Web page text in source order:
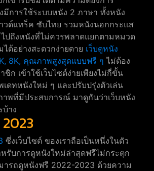
มีการใช้ระบบหนัง 2 ภาษา ทั้งหนัง
วด์แทร็ค ซับไทย รวมหนังนอกกระแส
ปถึงหนังที่ไม่ควรพลาดแยกตามหมวด
ด้อย่างสะดวกง่ายดาย เว็บดูหนัง
8K, คุณภาพสูงสุดแบบฟรี ๆ ไม่ต้อง
ชิก เข้าใช้เว็บไซต์ง่ายเพียงไม่กี่ขั้น
ดทหนังใหม่ ๆ และปรับปรุ่งตัวเล่น
พที่มีประสบการณ์ มาดูกันว่าเว็บหนัง
บ้าง
ซึ่งเว็บไซต์ ของเราถือเป็นหนึ่งในตัว
รับการดูหนังใหม่ล่าสุดฟรีไม่กระตุก
ารถดูหนังฟรี 2022-2023 ด้วยความ